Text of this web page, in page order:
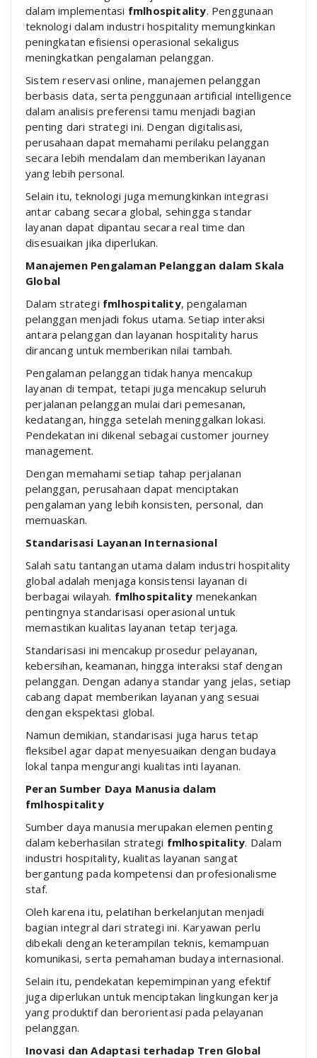
dalam implementasi fmlhospitality. Penggunaan
teknologi dalam industri hospitality memungkinkan
peningkatan efisiensi operasional sekaligus
meningkatkan pengalaman pelanggan.
Sistem reservasi online, manajemen pelanggan
berbasis data, serta penggunaan artificial intelligence
dalam analisis preferensi tamu menjadi bagian
penting dari strategi ini. Dengan digitalisasi,
perusahaan dapat memahami perilaku pelanggan
secara lebih mendalam dan memberikan layanan
yang lebih personal.
Selain itu, teknologi juga memungkinkan integrasi
antar cabang secara global, sehingga standar
layanan dapat dipantau secara real time dan
disesuaikan jika diperlukan.
Manajemen Pengalaman Pelanggan dalam Skala
Global
Dalam strategi fmlhospitality, pengalaman
pelanggan menjadi fokus utama. Setiap interaksi
antara pelanggan dan layanan hospitality harus
dirancang untuk memberikan nilai tambah.
Pengalaman pelanggan tidak hanya mencakup
layanan di tempat, tetapi juga mencakup seluruh
perjalanan pelanggan mulai dari pemesanan,
kedatangan, hingga setelah meninggalkan lokasi.
Pendekatan ini dikenal sebagai customer journey
management.
Dengan memahami setiap tahap perjalanan
pelanggan, perusahaan dapat menciptakan
pengalaman yang lebih konsisten, personal, dan
memuaskan.
Standarisasi Layanan Internasional
Salah satu tantangan utama dalam industri hospitality
global adalah menjaga konsistensi layanan di
berbagai wilayah. fmlhospitality menekankan
pentingnya standarisasi operasional untuk
memastikan kualitas layanan tetap terjaga.
Standarisasi ini mencakup prosedur pelayanan,
kebersihan, keamanan, hingga interaksi staf dengan
pelanggan. Dengan adanya standar yang jelas, setiap
cabang dapat memberikan layanan yang sesuai
dengan ekspektasi global.
Namun demikian, standarisasi juga harus tetap
fleksibel agar dapat menyesuaikan dengan budaya
lokal tanpa mengurangi kualitas inti layanan.
Peran Sumber Daya Manusia dalam
fmlhospitality
Sumber daya manusia merupakan elemen penting
dalam keberhasilan strategi fmlhospitality. Dalam
industri hospitality, kualitas layanan sangat
bergantung pada kompetensi dan profesionalisme
staf.
Oleh karena itu, pelatihan berkelanjutan menjadi
bagian integral dari strategi ini. Karyawan perlu
dibekali dengan keterampilan teknis, kemampuan
komunikasi, serta pemahaman budaya internasional.
Selain itu, pendekatan kepemimpinan yang efektif
juga diperlukan untuk menciptakan lingkungan kerja
yang produktif dan berorientasi pada pelayanan
pelanggan.
Inovasi dan Adaptasi terhadap Tren Global